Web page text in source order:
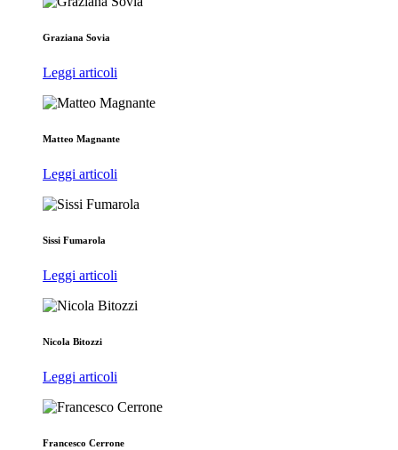
Graziana Sovia
Leggi articoli
Matteo Magnante
Leggi articoli
Sissi Fumarola
Leggi articoli
Nicola Bitozzi
Leggi articoli
Francesco Cerrone